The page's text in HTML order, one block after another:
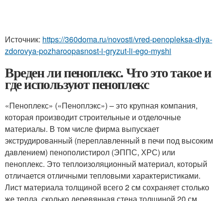
Источник: https://360doma.ru/novosti/vred-penopleksa-dlya-
zdorovya-pozharoopasnost-i-gryzut-li-ego-myshi
Вреден ли пеноплекс. Что это такое и
где используют пеноплекс
«Пеноплекс» («Пеноплэкс») – это крупная компания,
которая производит строительные и отделочные
материалы. В том числе фирма выпускает
экструдированный (переплавленный в печи под высоким
давлением) пенополистирол (ЭППС, ХРС) или
пеноплекс. Это теплоизоляционный материал, который
отличается отличными тепловыми характеристиками.
Лист материала толщиной всего 2 см сохраняет столько